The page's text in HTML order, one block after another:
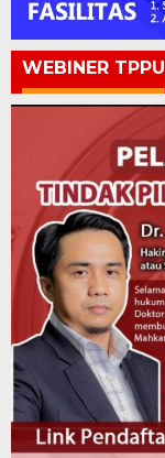
WEBINER TPPU